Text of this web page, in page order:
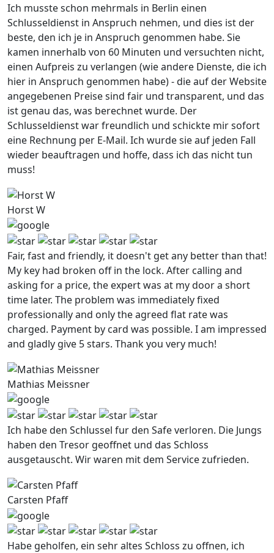
Ich musste schon mehrmals in Berlin einen
Schlusseldienst in Anspruch nehmen, und dies ist der
beste, den ich je in Anspruch genommen habe. Sie
kamen innerhalb von 60 Minuten und versuchten nicht,
einen Aufpreis zu verlangen (wie andere Dienste, die ich
hier in Anspruch genommen habe) - die auf der Website
angegebenen Preise sind fair und transparent, und das
ist genau das, was berechnet wurde. Der
Schlusseldienst war freundlich und schickte mir sofort
eine Rechnung per E-Mail. Ich wurde sie auf jeden Fall
wieder beauftragen und hoffe, dass ich das nicht tun
muss!
Horst W
Fair, fast and friendly, it doesn't get any better than that!
My key had broken off in the lock. After calling and
asking for a price, the expert was at my door a short
time later. The problem was immediately fixed
professionally and only the agreed flat rate was
charged. Payment by card was possible. I am impressed
and gladly give 5 stars. Thank you very much!
Mathias Meissner
Ich habe den Schlussel fur den Safe verloren. Die Jungs
haben den Tresor geoffnet und das Schloss
ausgetauscht. Wir waren mit dem Service zufrieden.
Carsten Pfaff
Habe geholfen, ein sehr altes Schloss zu offnen, ich